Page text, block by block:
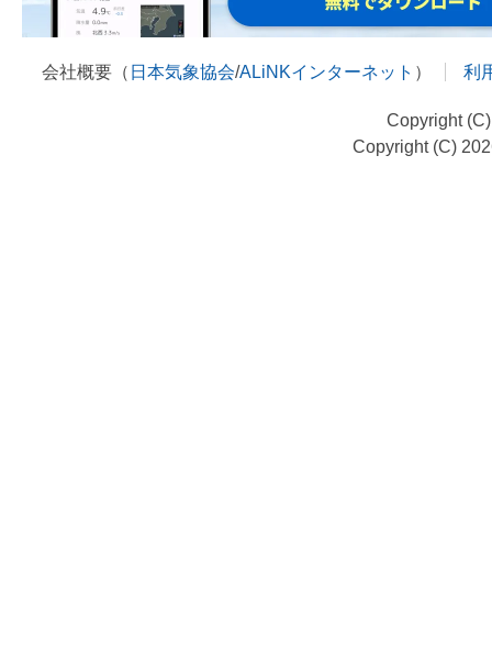
会社概要（ 日本気象協会/ALiNKインターネット ） 利
Copyright
Copyright (C)